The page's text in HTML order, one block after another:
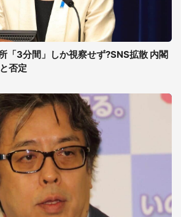
「3分間」しか視察せず?SNS拡散 内閣
否定